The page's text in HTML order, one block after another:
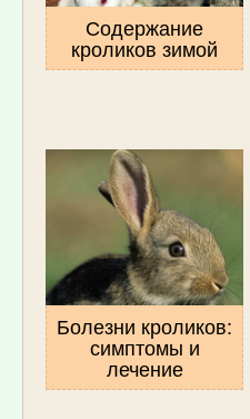
Содержание
кроликов зимой
Болезни кроликов:
симптомы и
лечение